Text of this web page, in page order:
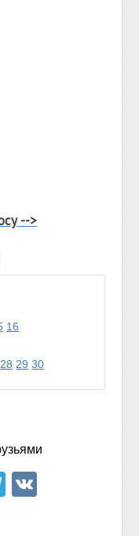
-->
16
28 29 30
Telegram